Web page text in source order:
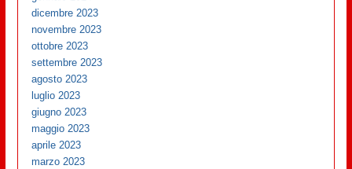
dicembre 2023
novembre 2023
ottobre 2023
settembre 2023
agosto 2023
luglio 2023
giugno 2023
maggio 2023
aprile 2023
marzo 2023